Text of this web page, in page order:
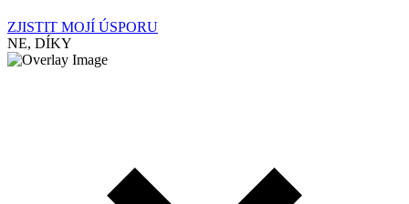
ZJISTIT MOJÍ ÚSPORU
NE, DÍKY